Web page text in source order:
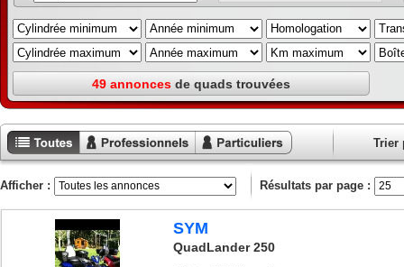
49 annonces de quads trouvées
Toutes les
annonces
Annonces
professionnels
Annonces
particuliers
Trier
Afficher : Résultats par page :
SYM
QuadLander 250